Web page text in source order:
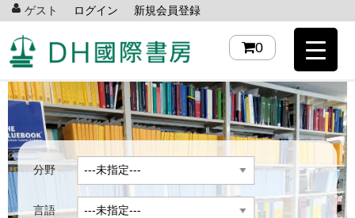
ゲスト ログイン 新規会員登録
0
分野
言語